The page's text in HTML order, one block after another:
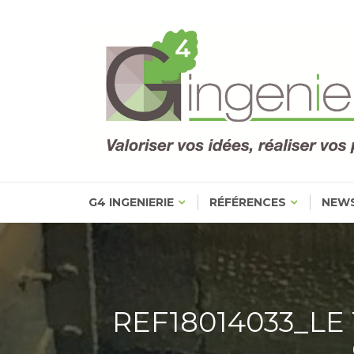
G4 INGENIERIE RÉFÉRENCES